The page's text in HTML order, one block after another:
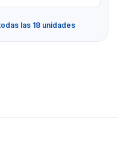
las 18 unidades